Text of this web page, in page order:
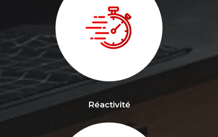
Réactivité